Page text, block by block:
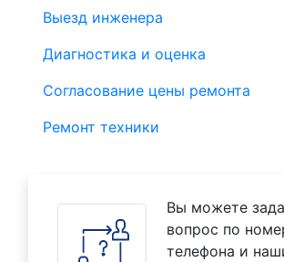
Выезд инженера
Диагностика и оценка
Согласование цены ремонта
Ремонт техники
Вы можете
вопрос по
телефона и